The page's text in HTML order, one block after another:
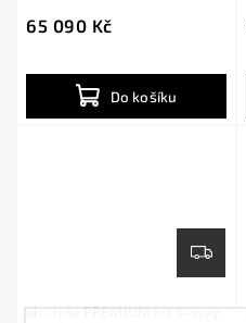
65 090 Kč
Do košíku
air-ride PREMIUM kit 4-way